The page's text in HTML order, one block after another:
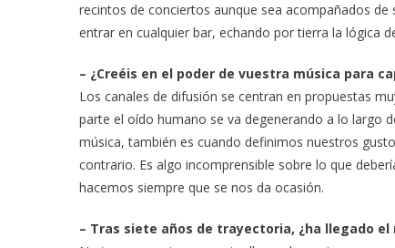
recintos de conciertos aunque sea acompañados
entrar en cualquier bar, echando por tierra la lógica
– ¿Creéis en el poder de vuestra música para
Los canales de difusión se centran en propuestas
parte el oído humano se va degenerando a lo largo
música, también es cuando definimos nuestros
contrario. Es algo incomprensible sobre lo que
hacemos siempre que se nos da ocasión.
– Tras siete años de trayectoria, ¿ha llegado